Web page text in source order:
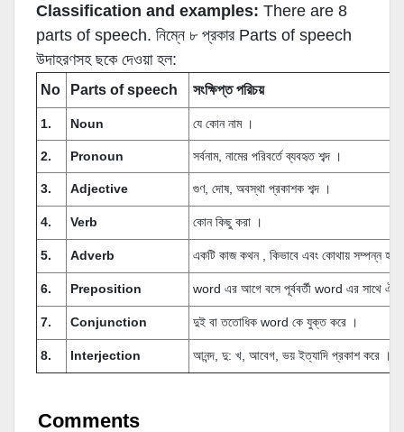
Classification and examples: There are 8
parts of speech. নিম্নে ৮ প্রকার Parts of speech
উদাহরণসহ ছকে দেওয়া হল:
No Parts of speech সংক্ষিপ্ত পরিচয়
1. Noun যে কোন নাম ।
2. Pronoun সর্বনাম, নামের পরিবর্তে ব্যবহৃত শব্দ ।
3. Adjective গুণ, দোষ, অবস্থা প্রকাশক শব্দ ।
4. Verb কোন কিছু করা ।
5. Adverb একটি কাজ কথন , কিভাবে এবং কোথায় সম্পন্ন হল
6. Preposition word এর আগে বসে পূর্ববর্তী word এর সাথে ঐ
7. Conjunction দুই বা ততোধিক word কে যুক্ত করে ।
8. Interjection আনন্দ, দু: খ, আবেগ, ভয় ইত্যাদি প্রকাশ করে ।
Comments